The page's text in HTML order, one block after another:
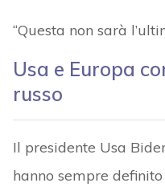
“Questa non sarà
Usa e Europa
russo
Il presidente Usa
hanno sempre